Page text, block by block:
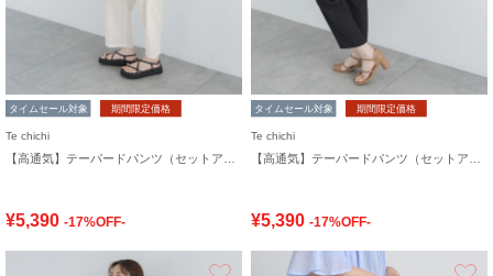
タイムセール対象 期間限定価格
Te chichi
¥5,390 -17%OFF-
タイムセール対象 期間限定価格
Te chichi
¥5,390 -17%OFF-
お気に入り